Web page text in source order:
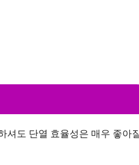
셔도 단열 효율성은 매우 좋아